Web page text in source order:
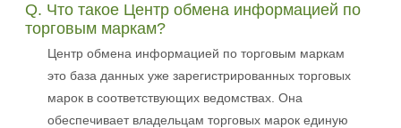
Q. Что такое Центр обмена информацией по
торговым маркам?
Центр обмена информацией по торговым маркам
это база данных уже зарегистрированных торговых
марок в соответствующих ведомствах. Она
обеспечивает владельцам торговых марок единую